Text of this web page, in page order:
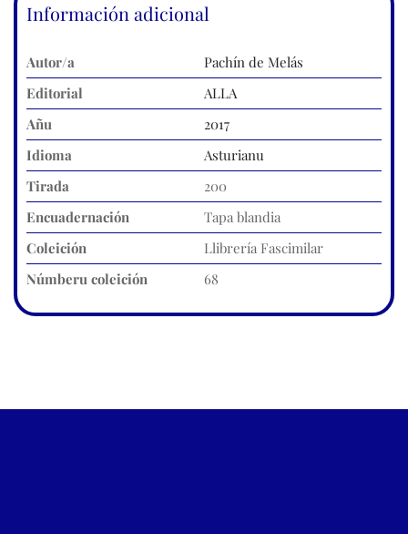
Información adicional
Autor/a
Pachín de Melás
Editorial
ALLA
Añu
2017
Idioma
Asturianu
Tirada
200
Encuadernación
Tapa blandia
Coleición
Llibrería Fascimilar
Númberu coleición
68